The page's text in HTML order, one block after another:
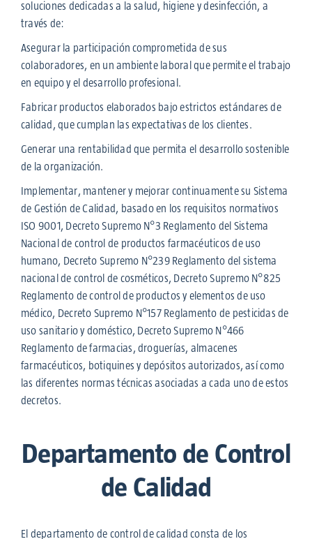
soluciones dedicadas a la salud, higiene y desinfección, a
través de:
Asegurar la participación comprometida de sus
colaboradores, en un ambiente laboral que permite el trabajo
en equipo y el desarrollo profesional.
Fabricar productos elaborados bajo estrictos estándares de
calidad, que cumplan las expectativas de los clientes.
Generar una rentabilidad que permita el desarrollo sostenible
de la organización.
Implementar, mantener y mejorar continuamente su Sistema
de Gestión de Calidad, basado en los requisitos normativos
ISO 9001, Decreto Supremo N°3 Reglamento del Sistema
Nacional de control de productos farmacéuticos de uso
humano, Decreto Supremo N°239 Reglamento del sistema
nacional de control de cosméticos, Decreto Supremo N°825
Reglamento de control de productos y elementos de uso
médico, Decreto Supremo N°157 Reglamento de pesticidas de
uso sanitario y doméstico, Decreto Supremo N°466
Reglamento de farmacias, droguerías, almacenes
farmacéuticos, botiquines y depósitos autorizados, así como
las diferentes normas técnicas asociadas a cada uno de estos
decretos.
Departamento de Control
de Calidad
El departamento de control de calidad consta de los